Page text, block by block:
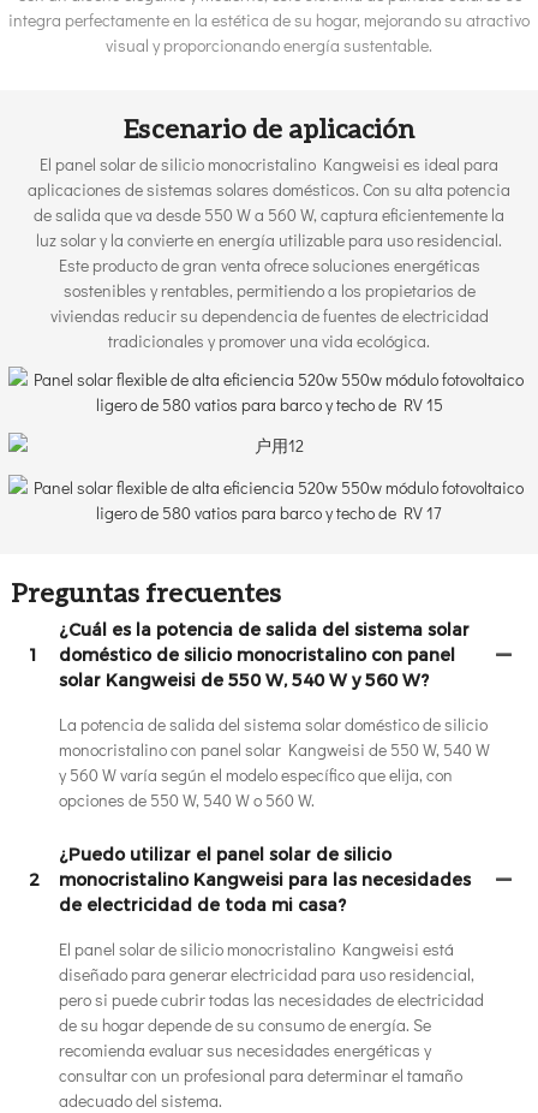
integra perfectamente en la estética de su hogar, mejorando su atractivo
visual y proporcionando energía sustentable.
Escenario de aplicación
El panel solar de silicio monocristalino Kangweisi es ideal para
aplicaciones de sistemas solares domésticos. Con su alta potencia
de salida que va desde 550 W a 560 W, captura eficientemente la
luz solar y la convierte en energía utilizable para uso residencial.
Este producto de gran venta ofrece soluciones energéticas
sostenibles y rentables, permitiendo a los propietarios de
viviendas reducir su dependencia de fuentes de electricidad
tradicionales y promover una vida ecológica.
Preguntas frecuentes
1
¿Cuál es la potencia de salida del sistema solar
doméstico de silicio monocristalino con panel
solar Kangweisi de 550 W, 540 W y 560 W?
La potencia de salida del sistema solar doméstico de silicio
monocristalino con panel solar Kangweisi de 550 W, 540 W
y 560 W varía según el modelo específico que elija, con
opciones de 550 W, 540 W o 560 W.
2
¿Puedo utilizar el panel solar de silicio
monocristalino Kangweisi para las necesidades
de electricidad de toda mi casa?
El panel solar de silicio monocristalino Kangweisi está
diseñado para generar electricidad para uso residencial,
pero si puede cubrir todas las necesidades de electricidad
de su hogar depende de su consumo de energía. Se
recomienda evaluar sus necesidades energéticas y
consultar con un profesional para determinar el tamaño
adecuado del sistema.